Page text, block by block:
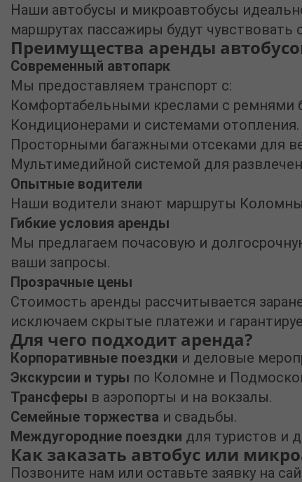
Наши автобусы и микроавтобусы
маршрутах пассажиры будут чувствовать
Преимущества аренды
Современный автопарк
Мы предоставляем транспорт с:
Комфортабельными креслами с ремнями
Кондиционерами и системами отопления.
Просторными багажными отсеками для
Мультимедийной системой для
Опытные водители
Наши водители знают маршруты Коломны
Гибкие условия аренды
Мы предлагаем почасовую и
ваши запросы.
Прозрачные цены
Стоимость аренды рассчитывается
исключаем скрытые платежи и
Для чего подходит аренда?
Корпоративные поездки и деловые
Экскурсии и туры по Коломне и
Трансферы в аэропорты и на вокзалы.
Семейные торжества и свадьбы.
Междугородние поездки для туристов и
Как заказать автобус или
Позвоните нам или оставьте заявку на